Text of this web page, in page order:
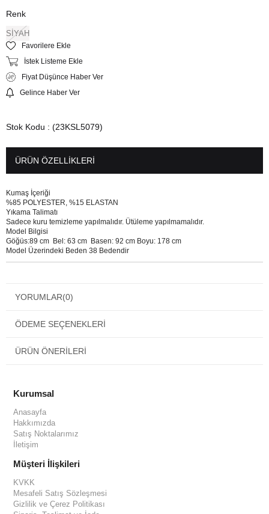
Renk
SİYAH
Favorilere Ekle
İstek Listeme Ekle
Fiyat Düşünce Haber Ver
Gelince Haber Ver
Stok Kodu (23KSL5079)
ÜRÜN ÖZELLIKLERI
Kumaş İçeriği
%85 POLYESTER, %15 ELASTAN
Yıkama Talimatı
Sadece kuru temizleme yapılmalıdır. Ütüleme yapılmamalıdır.
Model Bilgisi
Göğüs:89 cm Bel: 63 cm Basen: 92 cm Boyu: 178 cm
Model Üzerindeki Beden 38 Bedendir
YORUMLAR(0)
ÖDEME SEÇENEKLERI
ÜRÜN ÖNERILERI
Kurumsal
Anasayfa
Hakkımızda
Satış Noktalarımız
İletişim
Müşteri İlişkileri
KVKK
Mesafeli Satış Sözleşmesi
Gizlilik ve Çerez Politikası